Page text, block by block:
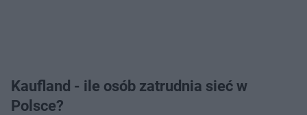
Kaufland - ile osób zatrudnia sieć w
Polsce?